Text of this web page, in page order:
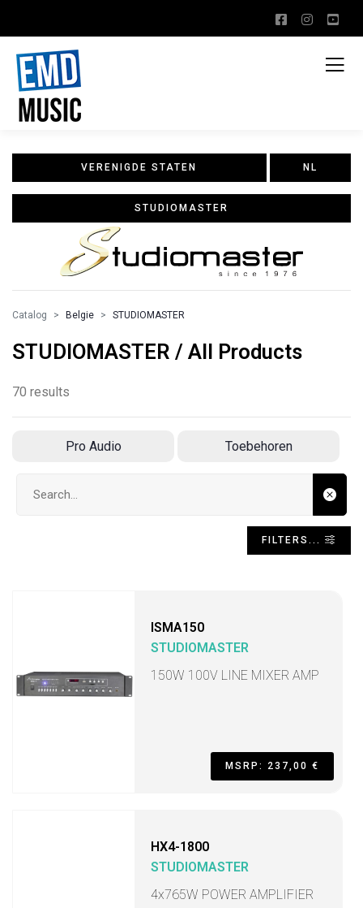
VERENIGDE STATEN NL
STUDIOMASTER
Catalog Belgie STUDIOMASTER
STUDIOMASTER / All Products
70 results
Pro Audio Toebehoren
FILTERS...
ISMA150
STUDIOMASTER
150W 100V LINE MIXER AMP
MSRP: 237,00 €
HX4-1800
STUDIOMASTER
4x765W POWER AMPLIFIER